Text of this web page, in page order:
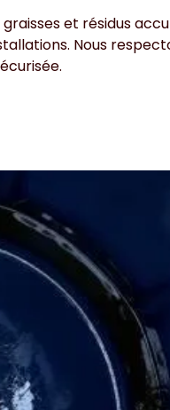
et résidus
Nous